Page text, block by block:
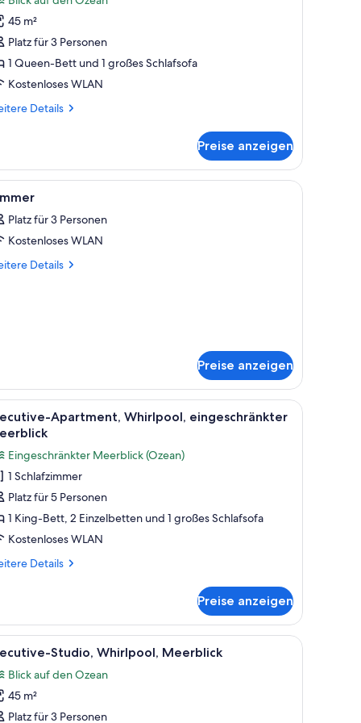
45 m²
Platz für 3 Personen
1 Queen-Bett und 1 großes Schlafsofa
Kostenloses WLAN
Details
Preise anzeigen
und Blick ins Freie. Ein Hotelzimmer mit Bett, Schreibtisch, Stuhl
7
Platz für 3 Personen
Kostenloses WLAN
Details
Preise anzeigen
Blick auf eine Stadtlandschaft.
Holz-Kopfteil, zwei Nachttischlampen und einer Steckdose an der Wand.
Ein ordentlich bezogenes Bett mit einem
9
Apartment, Whirlpool, eingeschränkter
Eingeschränkter Meerblick (Ozean)
1 Schlafzimmer
Platz für 5 Personen
1 King-Bett, 2 Einzelbetten und 1 großes Schlafsofa
Kostenloses WLAN
Details
Preise anzeigen
zwei Nachttischlampen, einem Nachttisch, einem Sessel und einem
Ein ordentlich bezogenes Bett mit Holz-
12 Studio, Whirlpool, Meerblick
Blick auf den Ozean
45 m²
Platz für 3 Personen